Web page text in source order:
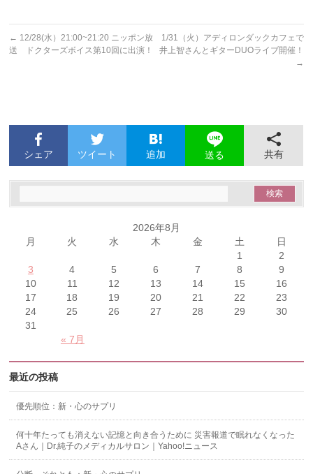
← 12/28(水）21:00~21:20 ニッポン放
送 ドクターズボイス第10回に出演！
1/31（火）アディロンダックカフェで
井上智さんとギターDUOライブ開催！
→
シェア ツイート 追加 送る 共有
2026年8月
月
火 水 木 金 土 日
« 7月
1
2
3
4 5 6 7 8
9
10
11 12 13 14 15
16
17
18 19 20 21 22
23
24
25 26 27 28 29
30
31
最近の投稿
優先順位：新・心のサプリ
何十年たっても消えない記憶と向き合うために 災害報道で眠れなくなった
Aさん｜Dr.純子のメディカルサロン｜Yahoo!ニュース